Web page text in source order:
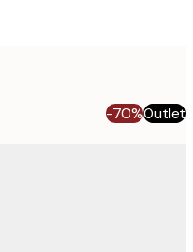
-70%Outlet